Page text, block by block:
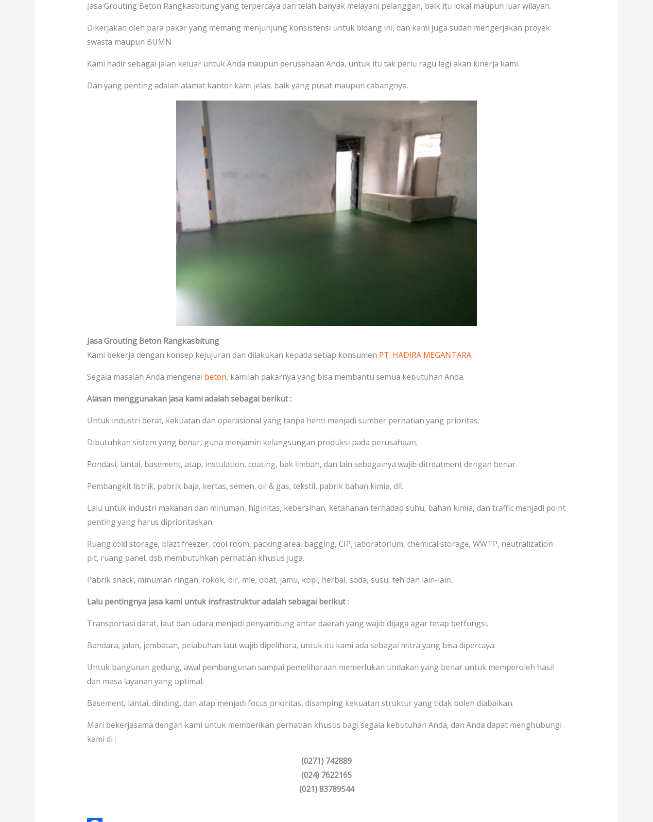
Jasa Grouting Beton Rangkasbitung yang terpercaya dan telah banyak melayani pelanggan, baik itu lokal maupun luar wilayah.
Dikerjakan oleh para pakar yang memang menjunjung konsistensi untuk bidang ini, dan kami juga sudah mengerjakan proyek
swasta maupun BUMN.
Kami hadir sebagai jalan keluar untuk Anda maupun perusahaan Anda, untuk itu tak perlu ragu lagi akan kinerja kami.
Dan yang penting adalah alamat kantor kami jelas, baik yang pusat maupun cabangnya.
Jasa Grouting Beton Rangkasbitung
Kami bekerja dengan konsep kejujuran dan dilakukan kepada setiap konsumen PT. HADIRA MEGANTARA.
Segala masalah Anda mengenai beton, kamilah pakarnya yang bisa membantu semua kebutuhan Anda.
Alasan menggunakan jasa kami adalah sebagai berikut :
Untuk industri berat, kekuatan dan operasional yang tanpa henti menjadi sumber perhatian yang prioritas.
Dibutuhkan sistem yang benar, guna menjamin kelangsungan produksi pada perusahaan.
Pondasi, lantai, basement, atap, instulation, coating, bak limbah, dan lain sebagainya wajib ditreatment dengan benar.
Pembangkit listrik, pabrik baja, kertas, semen, oil & gas, tekstil, pabrik bahan kimia, dll.
Lalu untuk industri makanan dan minuman, higinitas, kebersihan, ketahanan terhadap suhu, bahan kimia, dan traffic menjadi point
penting yang harus diprioritaskan.
Ruang cold storage, blazt freezer, cool room, packing area, bagging, CIP, laboratorium, chemical storage, WWTP, neutralization
pit, ruang panel, dsb membutuhkan perhatian khusus juga.
Pabrik snack, minuman ringan, rokok, bir, mie, obat, jamu, kopi, herbal, soda, susu, teh dan lain-lain.
Lalu pentingnya jasa kami untuk insfrastruktur adalah sebagai berikut :
Transportasi darat, laut dan udara menjadi penyambung antar daerah yang wajib dijaga agar tetap berfungsi.
Bandara, jalan, jembatan, pelabuhan laut wajib dipelihara, untuk itu kami ada sebagai mitra yang bisa dipercaya.
Untuk bangunan gedung, awal pembangunan sampai pemeliharaan memerlukan tindakan yang benar untuk memperoleh hasil
dan masa layanan yang optimal.
Basement, lantai, dinding, dan atap menjadi focus prioritas, disamping kekuatan struktur yang tidak boleh diabaikan.
Mari bekerjasama dengan kami untuk memberikan perhatian khusus bagi segala kebutuhan Anda, dan Anda dapat menghubungi
kami di :
(0271) 742889
(024) 7622165
(021) 83789544